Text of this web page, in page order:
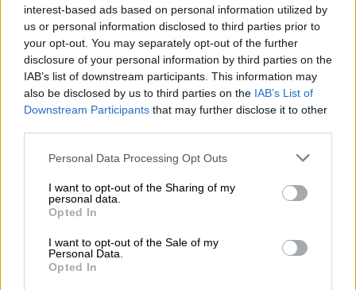
interest-based ads based on personal information utilized by
us or personal information disclosed to third parties prior to
your opt-out. You may separately opt-out of the further
disclosure of your personal information by third parties on the
IAB’s list of downstream participants. This information may
also be disclosed by us to third parties on the IAB’s List of
Downstream Participants that may further disclose it to other
Personal Data Processing Opt Outs
I want to opt-out of the Sharing of my
personal data.
Opted In
I want to opt-out of the Sale of my
Personal Data.
Opted In
απολαμβάνετε ένα ξεκούραστο πρόσωπο κάθε πρωί
που ξυπνάτε. Το χαμόγελό σας είναι η πιο όμορφη
καλημέρα!
Διατροφικά Στοιχεία
Επιπλέον Πληροφορίες
Κατηγορία: Καλλυντικά
ΣΧΕΤΙΚΑ ΠΡΟΪΟΝΤΑ